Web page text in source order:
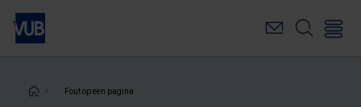
Overslaan
naar
inhoud
Fout op een pagina